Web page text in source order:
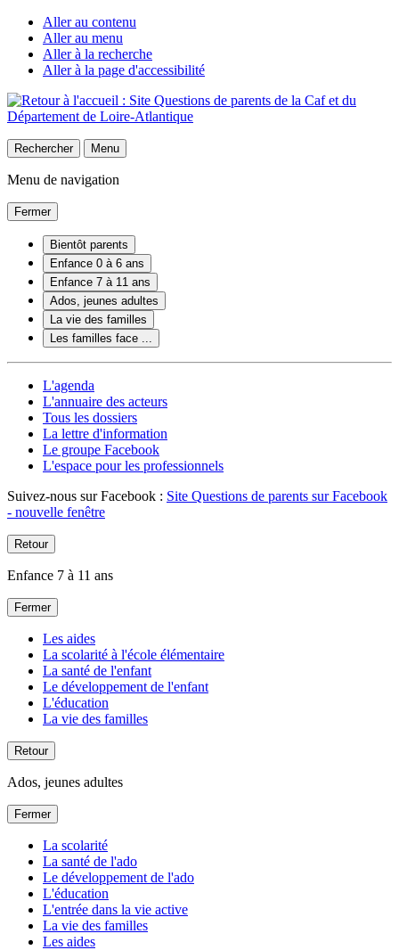
Aller au contenu
Aller au menu
Aller à la recherche
Aller à la page d'accessibilité
Rechercher Menu
Menu de navigation
Fermer
Bientôt parents
Enfance 0 à 6 ans
Enfance 7 à 11 ans
Ados, jeunes adultes
La vie des familles
Les familles face ...
L'agenda
L'annuaire des acteurs
Tous les dossiers
La lettre d'information
Le groupe Facebook
L'espace pour les professionnels
Suivez-nous sur Facebook : Site Questions de parents sur Facebook
- nouvelle fenêtre
Retour
Enfance 7 à 11 ans
Fermer
Les aides
La scolarité à l'école élémentaire
La santé de l'enfant
Le développement de l'enfant
L'éducation
La vie des familles
Retour
Ados, jeunes adultes
Fermer
La scolarité
La santé de l'ado
Le développement de l'ado
L'éducation
L'entrée dans la vie active
La vie des familles
Les aides